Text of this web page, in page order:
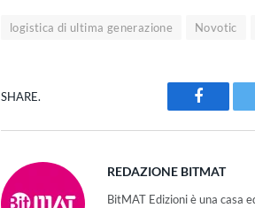
logistica di ultima generazione Novotic
SHARE.
REDAZIONE BITMAT
BitMAT Edizioni è una casa